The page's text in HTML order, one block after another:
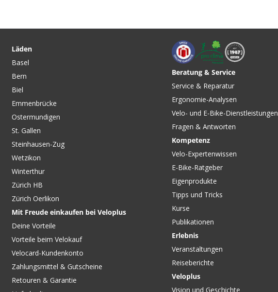
CHF 199.00
BACK-ROLLER CLASSIC
Taschen (Duo) Sunyellow-
Black von ORTLIEB
Läden
Basel
Bern
Biel
Emmenbrücke
Ostermundigen
St. Gallen
Steinhausen-Zug
Wetzikon
Winterthur
Zürich HB
Zürich Oerlikon
Mit Freude einkaufen bei Veloplus
Deine Vorteile
Vorteile beim Velokauf
Velocard-Kundenkonto
Zahlungsmittel & Gutscheine
Retouren & Garantie
Beratung & Service
Service & Reparatur
Ergonomie-Analysen
Velo- und E-Bike-Dienstleistungen
Fragen & Antworten
Kompetenz
Velo-Expertenwissen
E-Bike-Ratgeber
Eigenprodukte
Tipps und Tricks
Kurse
Publikationen
Erlebnis
Veranstaltungen
Reiseberichte
Veloplus
Vision und Geschichte